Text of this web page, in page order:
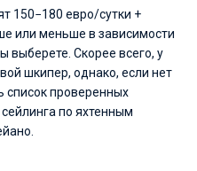
150−180 евро/сутки +
или меньше в зависимости
выберете. Скорее всего, у
шкипер, однако, если нет
проверенных
по яхтенным